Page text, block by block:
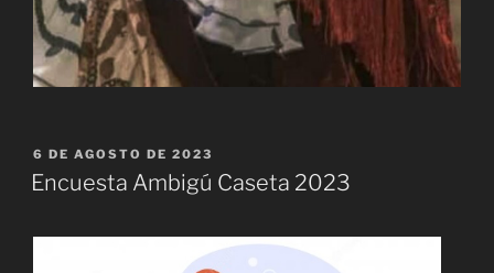
PUBLICADO
EL
6 DE AGOSTO DE 2023
Encuesta Ambigú Caseta 2023